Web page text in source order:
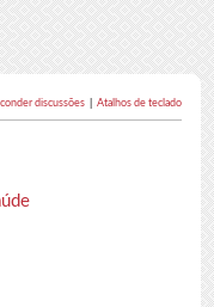
discussões Atalhos de teclado